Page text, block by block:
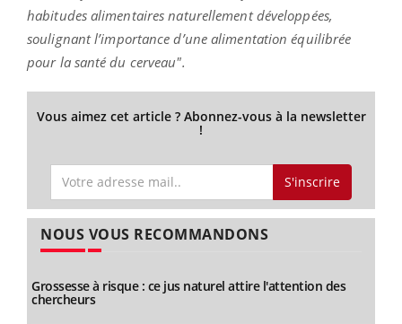
habitudes alimentaires naturellement développées,
soulignant l’importance d’une alimentation équilibrée
pour la santé du cerveau".
Vous aimez cet article ? Abonnez-vous à la newsletter
!
S'inscrire
NOUS VOUS RECOMMANDONS
Grossesse à risque : ce jus naturel attire l'attention des
chercheurs